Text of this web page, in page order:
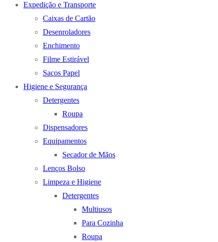
Expedição e Transporte
Caixas de Cartão
Desenroladores
Enchimento
Filme Estirável
Sacos Papel
Higiene e Segurança
Detergentes
Roupa
Dispensadores
Equipamentos
Secador de Mãos
Lenços Bolso
Limpeza e Higiene
Detergentes
Multiusos
Para Cozinha
Roupa